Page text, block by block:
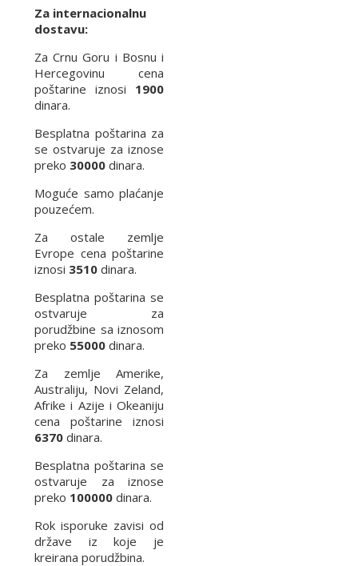
Za internacionalnu
dostavu:
Za Crnu Goru i Bosnu i
Hercegovinu cena
poštarine iznosi 1900
dinara.
Besplatna poštarina za
se ostvaruje za iznose
preko 30000 dinara.
Moguće samo plaćanje
pouzećem.
Za ostale zemlje
Evrope cena poštarine
iznosi 3510 dinara.
Besplatna poštarina se
ostvaruje za
porudžbine sa iznosom
preko 55000 dinara.
Za zemlje Amerike,
Australiju, Novi Zeland,
Afrike i Azije i Okeaniju
cena poštarine iznosi
6370 dinara.
Besplatna poštarina se
ostvaruje za iznose
preko 100000 dinara.
Rok isporuke zavisi od
države iz koje je
kreirana porudžbina.